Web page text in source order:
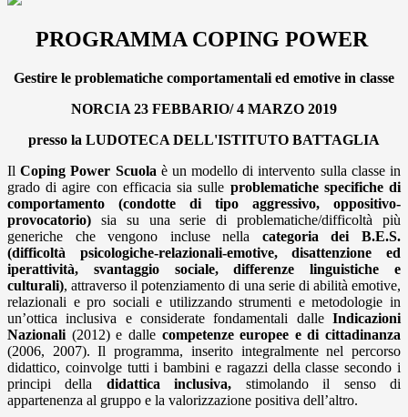
PROGRAMMA COPING POWER
Gestire le problematiche comportamentali ed emotive in classe
NORCIA 23 FEBBARIO/ 4 MARZO 2019
presso la LUDOTECA DELL'ISTITUTO BATTAGLIA
Il Coping Power Scuola è un modello di intervento sulla classe in
grado di agire con efficacia sia sulle problematiche specifiche di
comportamento (condotte di tipo aggressivo, oppositivo-
provocatorio) sia su una serie di problematiche/difficoltà più
generiche che vengono incluse nella categoria dei B.E.S.
(difficoltà psicologiche-relazionali-emotive, disattenzione ed
iperattività, svantaggio sociale, differenze linguistiche e
culturali), attraverso il potenziamento di una serie di abilità emotive,
relazionali e pro sociali e utilizzando strumenti e metodologie in
un’ottica inclusiva e considerate fondamentali dalleIndicazioni
Nazionali (2012) e dalle competenze europee e di cittadinanza
(2006, 2007). Il programma, inserito integralmente nel percorso
didattico, coinvolge tutti i bambini e ragazzi della classe secondo i
principi della didattica inclusiva, stimolando il senso di
appartenenza al gruppo e la valorizzazione positiva dell’altro.